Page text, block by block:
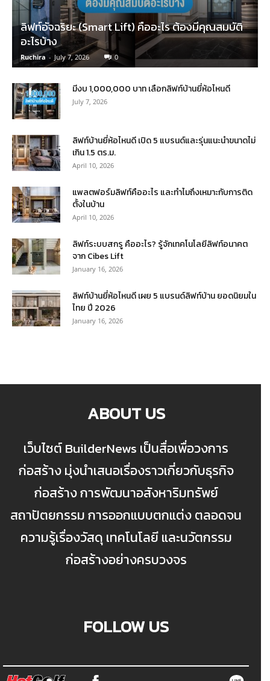
ลิฟท์อัจฉริยะ (Smart Lift) คืออะไร ต้องมีคุณสมบัติ
อะไรบ้าง
Ruchira - July 7, 2026 0
มีงบ 1,000,000 บาท เลือกลิฟท์บ้านยี่ห้อไหนดี
July 7, 2026
ลิฟท์บ้านยี่ห้อไหนดี เปิด 5 แบรนด์และรุ่นแนะนำขนาดไม่
เกิน 1.5 ตร.ม.
April 10, 2026
แพลตฟอร์มลิฟท์คืออะไร และทำไมถึงเหมาะกับการติด
ตั้งในบ้าน
April 10, 2026
ลิฟท์ระบบสกรู คืออะไร? รู้จักเทคโนโลยีลิฟท์อนาคต
จาก Cibes Lift
January 16, 2026
ลิฟท์บ้านยี่ห้อไหนดี เผย 5 แบรนด์ลิฟท์บ้าน ยอดนิยมใน
ไทย ปี 2026
January 16, 2026
ABOUT US
เว็บไซต์ BuilderNews เป็นสื่อเพื่อวงการ
ก่อสร้าง มุ่งนำเสนอเรื่องราวเกี่ยวกับธุรกิจ
ก่อสร้าง การพัฒนาอสังหาริมทรัพย์
สถาปัตยกรรม การออกแบบตกแต่ง ตลอดจน
ความรู้เรื่องวัสดุ เทคโนโลยี และนวัตกรรม
ก่อสร้างอย่างครบวงจร
FOLLOW US